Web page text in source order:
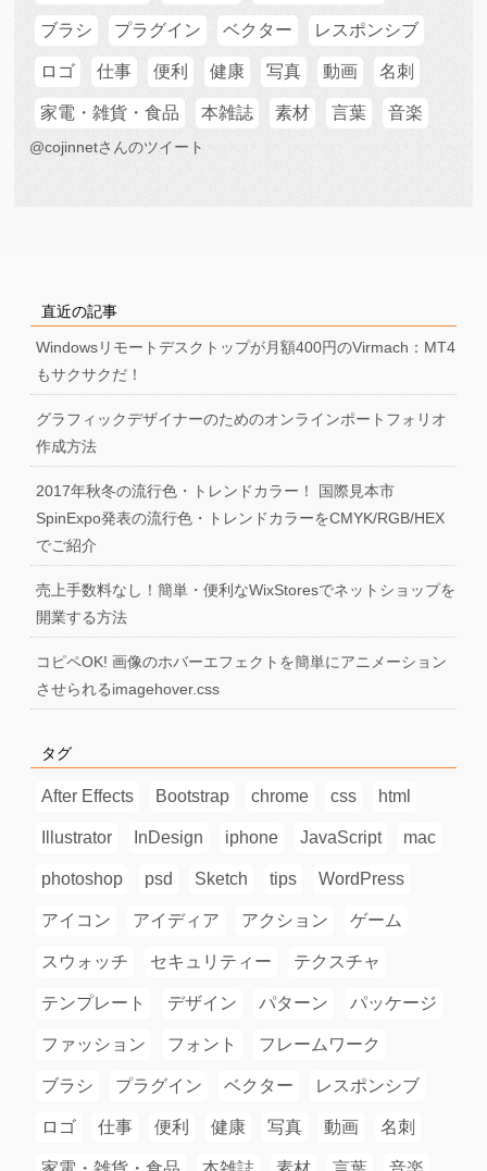
ブラシ プラグイン ベクター レスポンシブ
ロゴ 仕事 便利 健康 写真 動画 名刺
家電・雑貨・食品 本雑誌 素材 言葉 音楽
@cojinnetさんのツイート
直近の記事
Windowsリモートデスクトップが月額400円のVirmach：MT4
もサクサクだ！
グラフィックデザイナーのためのオンラインポートフォリオ
作成方法
2017年秋冬の流行色・トレンドカラー！ 国際見本市
SpinExpo発表の流行色・トレンドカラーをCMYK/RGB/HEX
でご紹介
売上手数料なし！簡単・便利なWixStoresでネットショップを
開業する方法
コピペOK! 画像のホバーエフェクトを簡単にアニメーション
させられるimagehover.css
タグ
After Effects Bootstrap chrome css html
Illustrator InDesign iphone JavaScript mac
photoshop psd Sketch tips WordPress
アイコン アイディア アクション ゲーム
スウォッチ セキュリティー テクスチャ
テンプレート デザイン パターン パッケージ
ファッション フォント フレームワーク
ブラシ プラグイン ベクター レスポンシブ
ロゴ 仕事 便利 健康 写真 動画 名刺